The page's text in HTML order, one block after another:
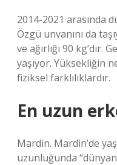
2014-2021 arasında
Özgü unvanını da
ve ağırlığı 90 kg’dır.
yaşıyor. Yüksekliğin
fiziksel farklılıklardır.
En uzun
Mardin. Mardin’de
uzunluğunda